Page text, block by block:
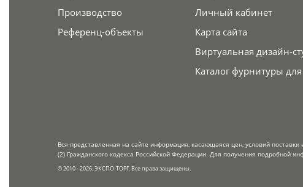
Производство
Референц-объекты
Личный кабинет
Карта сайта
Виртуальная дизайн-
Каталог фурнитуры
Вся представленная на сайте информация, касающаяся цен, условий
(2) Гражданского кодекса Российской Федерации. Для получения подробной
© 2010 - 2026. ЭКСПО-ТОРГ. Все права защищены.